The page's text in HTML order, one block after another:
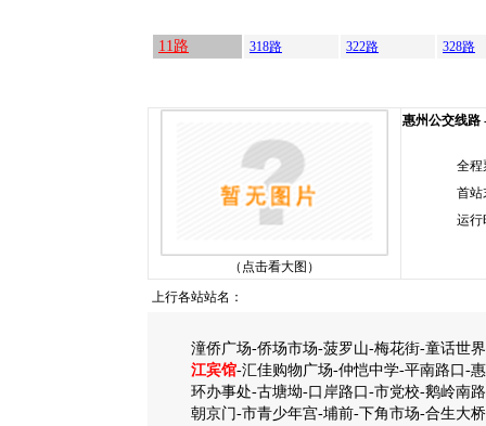
11路 318路 322路 328路
（点击看大图）
惠州公交线路
全程
首站
运行
上行各站站名：
潼侨广场-侨场市场-菠罗山-梅花街-童话世
江宾馆-汇佳购物广场-仲恺中学-平南路口-
环办事处-古塘坳-口岸路口-市党校-鹅岭南
朝京门-市青少年宫-埔前-下角市场-合生大